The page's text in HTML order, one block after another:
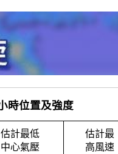
時位置及強度
估計最低
中心氣壓
估計最
高風速